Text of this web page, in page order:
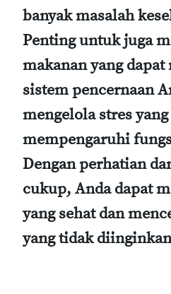
banyak masalah
Penting untuk juga
makanan yang
sistem pencernaan
mengelola stres
mempengaruhi
Dengan perhatian
cukup, Anda dapat
yang sehat dan
yang tidak